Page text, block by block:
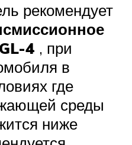
рекомендует
4 , при
в
где
среды
ниже